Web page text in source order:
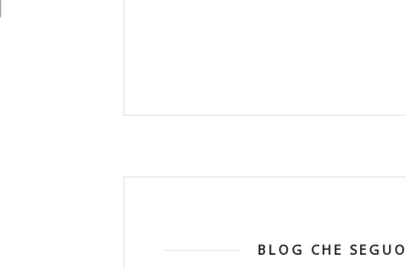
BLOG CHE SEGUO